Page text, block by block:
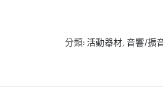
分類: 活動器材, 音響/擴